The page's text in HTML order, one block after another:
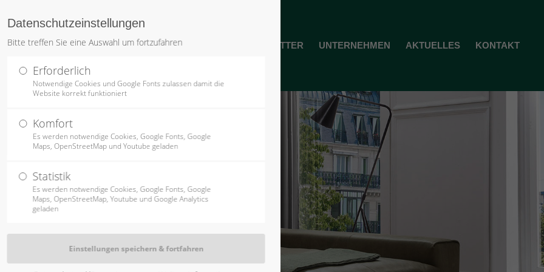
leider nicht.
existiert leider nicht.
existiert leider nicht.
STARTSEITE PRODUKTE TISCHLEREI OBJEKTAUSSTATTER UNTERNEHMEN AKTUELLES KONTAKT
Datenschutzeinstellungen
Bitte treffen Sie eine Auswahl um fortzufahren
Erforderlich
Notwendige Cookies und Google Fonts zulassen damit die
Website korrekt funktioniert
Komfort
Es werden notwendige Cookies, Google Fonts, Google
Maps, OpenStreetMap und Youtube geladen
Statistik
Es werden notwendige Cookies, Google Fonts, Google
Maps, OpenStreetMap, Youtube und Google Analytics
geladen